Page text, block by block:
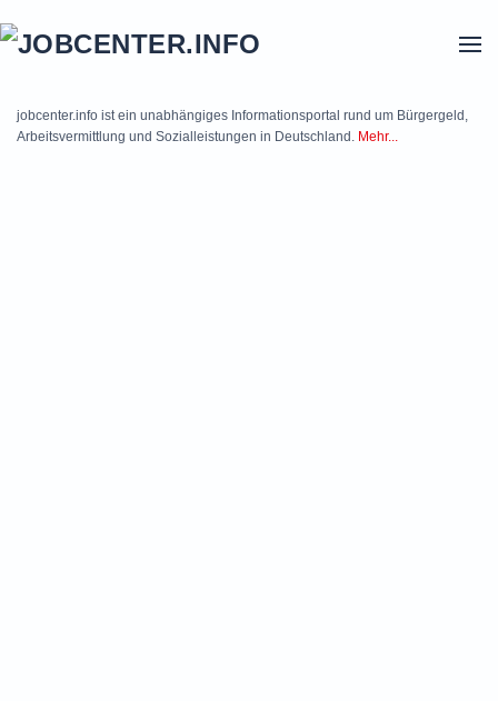
jobcenter.info ist ein unabhängiges Informationsportal rund um Bürgergeld,
Arbeitsvermittlung und Sozialleistungen in Deutschland. Mehr...